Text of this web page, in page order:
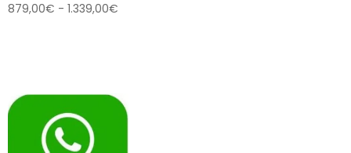
879,00€ - 1.339,00€
a
1.339,00€